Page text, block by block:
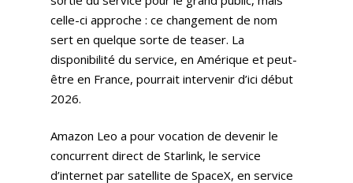
celle-ci approche : ce changement de nom
sert en quelque sorte de teaser. La
disponibilité du service, en Amérique et peut-
être en France, pourrait intervenir d’ici début
2026.
Amazon Leo a pour vocation de devenir le
concurrent direct de Starlink, le service
d’internet par satellite de SpaceX, en service
Stratégie
Publicité
Solutions
Gestion Publicitaire
Agence